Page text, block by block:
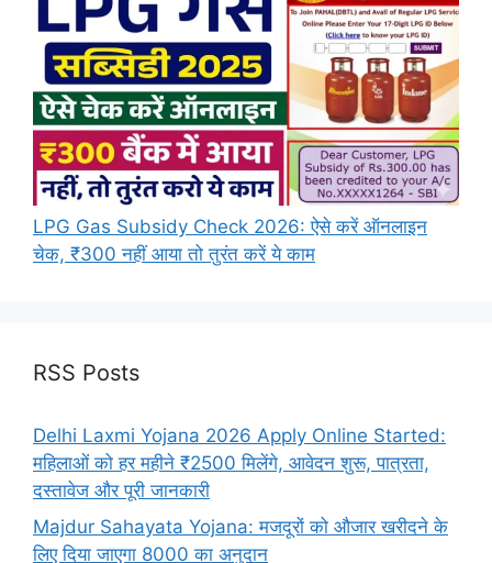
LPG Gas Subsidy Check 2026: ऐसे करें ऑनलाइन
चेक, ₹300 नहीं आया तो तुरंत करें ये काम
RSS Posts
Delhi Laxmi Yojana 2026 Apply Online Started:
महिलाओं को हर महीने ₹2500 मिलेंगे, आवेदन शुरू, पात्रता,
दस्तावेज और पूरी जानकारी
Majdur Sahayata Yojana: मजदूरों को औजार खरीदने के
लिए दिया जाएगा 8000 का अनुदान